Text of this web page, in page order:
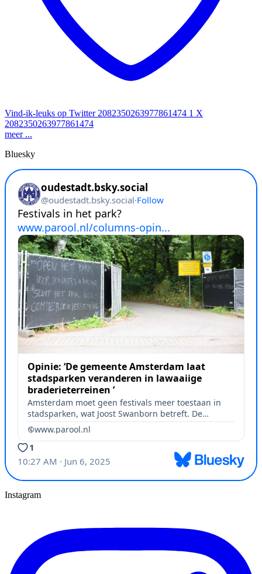
Vind-ik-leuks op Twitter 2082350263977861474 1 X
2082350263977861474
meer ...
Bluesky
Instagram